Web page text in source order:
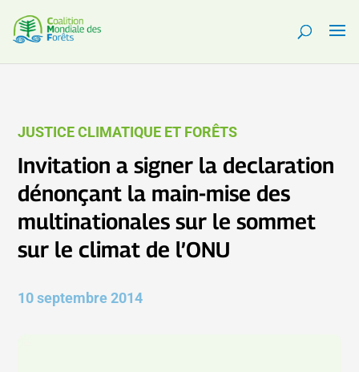
JUSTICE CLIMATIQUE ET FORÊTS
Invitation a signer la declaration
dénonçant la main-mise des
multinationales sur le sommet
sur le climat de l’ONU
10 septembre 2014